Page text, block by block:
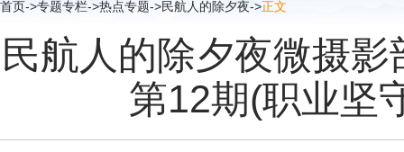
首页->专题专栏->热点专题->民航人的除夕夜->正文
民航人的除夕夜微摄影
第12期(职业坚
Alt
波
浪
盲